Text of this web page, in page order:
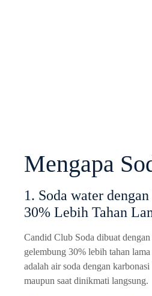
Mengapa
1. Soda water
30% Lebih Tahan
Candid Club Soda dibuat
gelembung 30% lebih tahan
adalah air soda dengan
maupun saat dinikmati langsung.